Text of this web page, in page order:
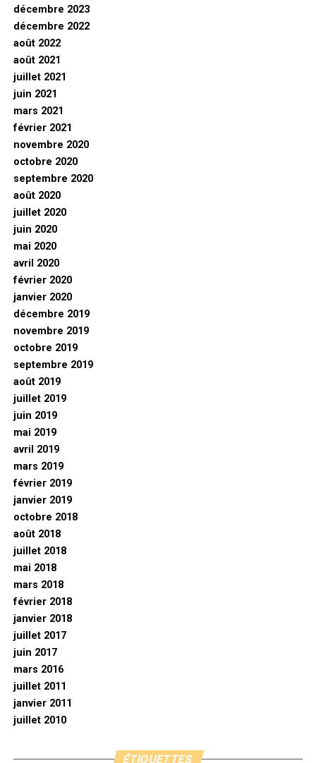
décembre 2023
décembre 2022
août 2022
août 2021
juillet 2021
juin 2021
mars 2021
février 2021
novembre 2020
octobre 2020
septembre 2020
août 2020
juillet 2020
juin 2020
mai 2020
avril 2020
février 2020
janvier 2020
décembre 2019
novembre 2019
octobre 2019
septembre 2019
août 2019
juillet 2019
juin 2019
mai 2019
avril 2019
mars 2019
février 2019
janvier 2019
octobre 2018
août 2018
juillet 2018
mai 2018
mars 2018
février 2018
janvier 2018
juillet 2017
juin 2017
mars 2016
juillet 2011
janvier 2011
juillet 2010
ÉTIQUETTES